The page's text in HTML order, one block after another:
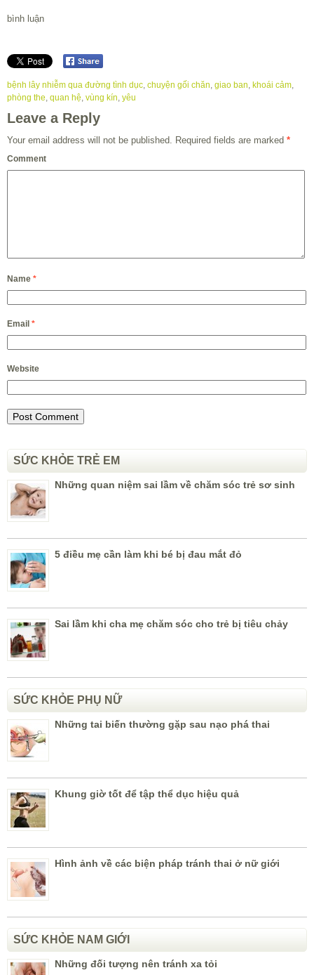
bình luận
bệnh lây nhiễm qua đường tình dục, chuyện gối chăn, giao ban, khoái cảm,
phòng the, quan hệ, vùng kín, yêu
Leave a Reply
Your email address will not be published. Required fields are marked *
Comment
Name *
Email *
Website
SỨC KHỎE TRẺ EM
Những quan niệm sai lầm về chăm sóc trẻ sơ sinh
5 điều mẹ cần làm khi bé bị đau mắt đỏ
Sai lầm khi cha mẹ chăm sóc cho trẻ bị tiêu chảy
SỨC KHỎE PHỤ NỮ
Những tai biến thường gặp sau nạo phá thai
Khung giờ tốt để tập thể dục hiệu quả
Hình ảnh về các biện pháp tránh thai ở nữ giới
SỨC KHỎE NAM GIỚI
Những đối tượng nên tránh xa tỏi